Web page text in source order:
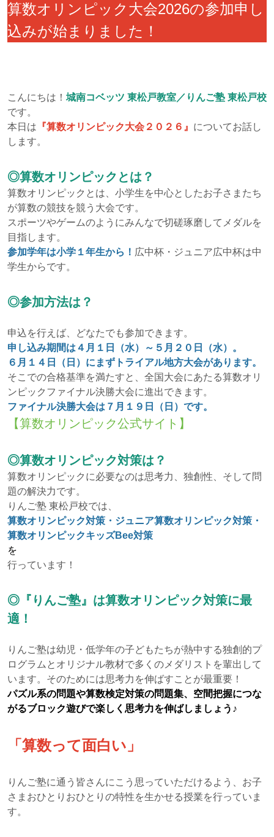
算数オリンピック大会2026の参加申し
込みが始まりました！
こんにちは！ 城南コベッツ 東松戸教室／りんご塾 東松戸校
です。
本日は 『算数オリンピック大会２０２６』 についてお話し
します。
◎算数オリンピックとは？
算数オリンピックとは、小学生を中心としたお子さまたち
が算数の競技を競う大会です。
スポーツやゲームのようにみんなで切磋琢磨してメダルを
目指します。
参加学年は小学１年生から！ 広中杯・ジュニア広中杯は中
学生からです。
◎参加方法は？
申込を行えば、どなたでも参加できます。
申し込み期間は４月１日（水）～５月２０日（水）。
６月１４日（日）にまずトライアル地方大会があります。
そこでの合格基準を満たすと、全国大会にあたる算数オリ
ンピックファイナル決勝大会に進出できます。
ファイナル決勝大会は７月１９日（日）です。
【算数オリンピック公式サイト】
◎算数オリンピック対策は？
算数オリンピックに必要なのは思考力、独創性、そして問
題の解決力です。
りんご塾 東松戸校では、
算数オリンピック対策・ジュニア算数オリンピック対策・
算数オリンピックキッズBee対策
を
行っています！
◎『りんご塾』は算数オリンピック対策に最
適！
りんご塾は幼児・低学年の子どもたちが熱中する独創的プ
ログラムとオリジナル教材で多くのメダリストを輩出して
います。そのためには思考力を伸ばすことが最重要！
パズル系の問題や算数検定対策の問題集、空間把握につな
がるブロック遊びで楽しく思考力を伸ばしましょう♪
「算数って面白い」
りんご塾に通う皆さんにこう思っていただけるよう、お子
さまおひとりおひとりの特性を生かせる授業を行っていま
す。